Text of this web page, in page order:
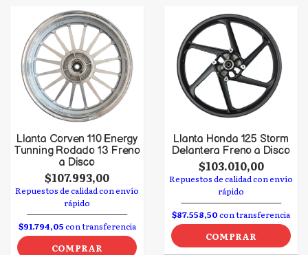
Llanta Corven 110 Energy
Tunning Rodado 13 Freno
a Disco
$107.993,00
Repuestos de calidad con envío
rápido
$91.794,05con transferencia
COMPRAR
Llanta Honda 125 Storm
Delantera Freno a Disco
$103.010,00
Repuestos de calidad con envío
rápido
$87.558,50con transferencia
COMPRAR